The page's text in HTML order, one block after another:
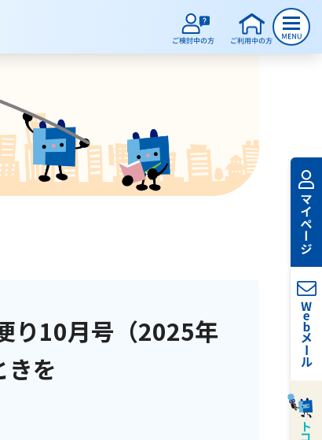
り10月号（2025年
きを